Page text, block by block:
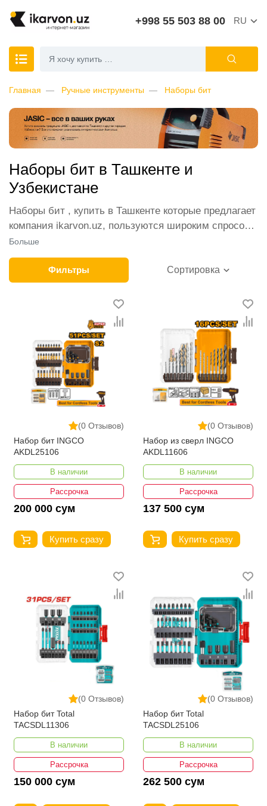
+998 55 503 88 00 RU
Главная Ручные инструменты Наборы бит
Наборы бит в Ташкенте и
Узбекистане
Наборы бит , купить в Ташкенте которые предлагает
компания ikarvon.uz, пользуются широким спросом
среди наших клиентов. Мы обеспечиваем лучшие
условия продажи этой категории товара. Наборы
производителями и брендами, список которых
постоянно расширяется. Мы доставляем товар в
любом количестве по всей территории страны. Все
это дополняет лучшая по Узбекистану стоимость,
Наборы бит от ikarvon.uz — это самый широкий
диапазон цен. Причем здесь представлена
оптимальная цена для каждой позиции из категории
Наборы бит .
Больше
Фильтры Сортировка
(0 Отзывов)
Набор бит INGCO
АKDL25106
В наличии
Рассрочка
200 000 сум
Купить сразу
(0 Отзывов)
Набор из сверл INGCO
AKDL11606
В наличии
Рассрочка
137 500 сум
Купить сразу
(0 Отзывов)
Набор бит Total
TACSDL11306
В наличии
Рассрочка
150 000 сум
(0 Отзывов)
Набор бит Total
TACSDL25106
В наличии
Рассрочка
262 500 сум